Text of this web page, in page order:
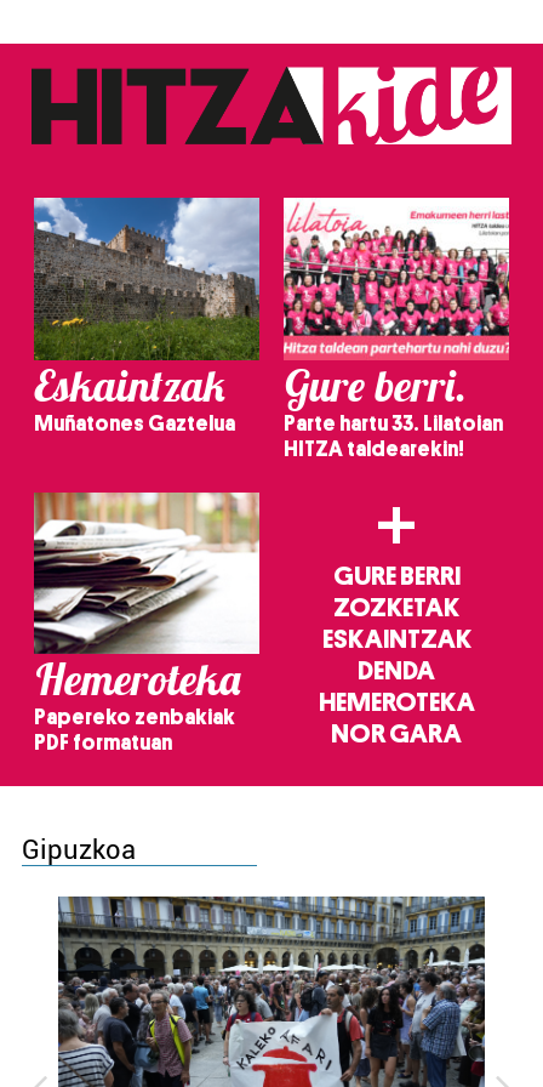
Eskaintzak
Muñatones Gaztelua
Gure berri.
Parte hartu 33. Lilatoian
HITZA taldearekin!
Hemeroteka
Papereko zenbakiak
PDF formatuan
+
GURE BERRI
ZOZKETAK
ESKAINTZAK
DENDA
HEMEROTEKA
NOR GARA
Gipuzkoa